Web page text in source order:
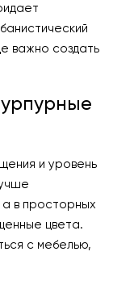
важно создать
и уровень
а в просторных
цвета.
с мебелью,